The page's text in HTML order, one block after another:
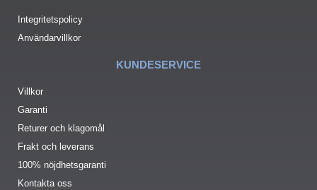
Integritetspolicy
Användarvillkor
KUNDESERVICE
Villkor
Garanti
Returer och klagomål
Frakt och leverans
100% nöjdhetsgaranti
Kontakta oss